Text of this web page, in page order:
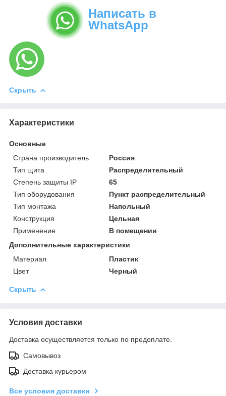
Написать в
WhatsApp
Скрыть
Характеристики
Основные
Страна производитель
Россия
Тип щита
Распределительный
Степень защиты IP
65
Тип оборудования
Пункт распределительный
Тип монтажа
Напольный
Конструкция
Цельная
Применение
В помещении
Дополнительные характеристики
Материал
Пластик
Цвет
Черный
Скрыть
Условия доставки
Доставка осуществляется только по предоплате.
Самовывоз
Доставка курьером
Все условия доставки